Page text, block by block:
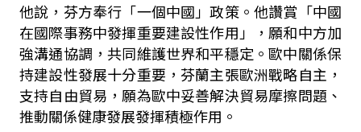
他說，芬方奉行「一個中國」政策。他讚賞「中國
在國際事務中發揮重要建設性作用」，願和中方加
強溝通協調，共同維護世界和平穩定。歐中關係保
持建設性發展十分重要，芬蘭主張歐洲戰略自主，
支持自由貿易，願為歐中妥善解決貿易摩擦問題、
推動關係健康發展發揮積極作用。